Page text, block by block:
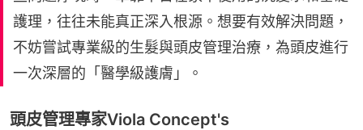
護理，往往未能真正深入根源。想要有效解決問題，
不妨嘗試專業級的生髮與頭皮管理治療，為頭皮進行
一次深層的「醫學級護膚」。
頭皮管理專家Viola Concept's